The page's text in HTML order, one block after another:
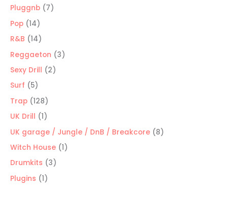
productos
Pluggnb 77
Pop 1414
productos
R&B 1414
productos
Reggaeton 33
Sexy Drill 22
Surf 55
productos
Trap 128128
productos
UK Drill 11
producto
UK garage / Jungle / DnB / Breakcore 88
Witch House 11
Drumkits 33
Plugins 11